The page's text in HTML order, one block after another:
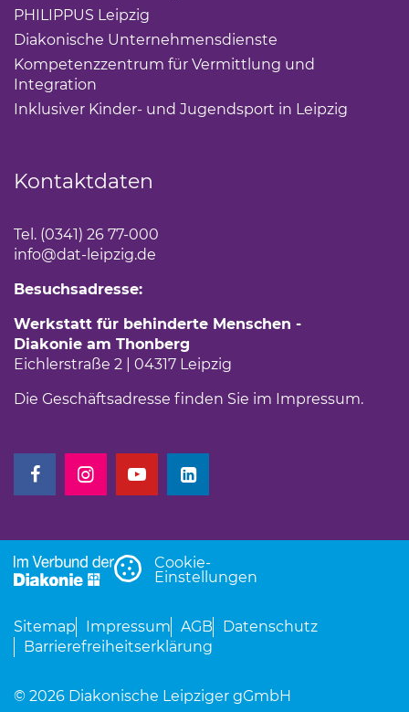
PHILIPPUS Leipzig
Diakonische Unternehmensdienste
Kompetenzzentrum für Vermittlung und
Integration
Inklusiver Kinder- und Jugendsport in Leipzig
Kontaktdaten
Tel. (0341) 26 77-000
info@dat-leipzig.de
Besuchsadresse:
Werkstatt für behinderte Menschen -
Diakonie am Thonberg
Eichlerstraße 2 | 04317 Leipzig
Die Geschäftsadresse finden Sie im Impressum.
(Link öffnet einen neuen Tab)
(Link öffnet einen neuen Tab)
(Link öffnet einen neuen Tab)
(Link öffnet einen neuen Tab)
Cookie-
Einstellungen
Sitemap Impressum AGB
Datenschutz
Barrierefreiheitserklärung
© 2026 Diakonische Leipziger gGmbH